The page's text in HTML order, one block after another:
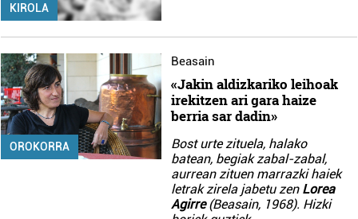
KIROLA
OROKORRA
Beasain
«Jakin aldizkariko leihoak
irekitzen ari gara haize
berria sar dadin»
Bost urte zituela, halako
batean, begiak zabal-zabal,
aurrean zituen marrazki haiek
letrak zirela jabetu zen Lorea
Agirre(Beasain, 1968). Hizki